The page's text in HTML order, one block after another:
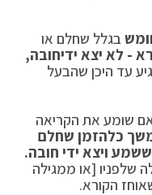
בגלל שחלם או
- לא יצא ידיחובה,
עד היכן שהבעל
שומע את הקריאה
כלהזמן שחלם
ששמע ויצא ידי חובה.
שלפניו [או ממגילה
הקורא.